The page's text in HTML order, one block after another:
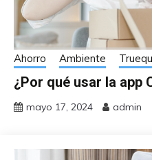
Ahorro Ambiente
¿Por qué usar la app
mayo 17, 2024 admin